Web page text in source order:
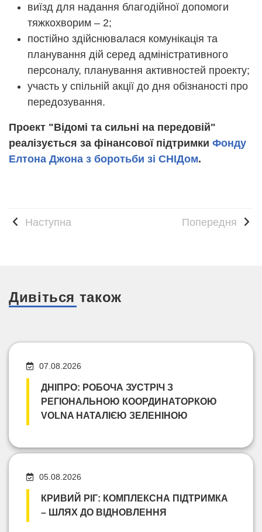
виїзд для надання благодійної допомоги
тяжкохворим – 2;
постійно здійснювалася комунікація та
планування дій серед адміністративного
персоналу, планування активностей проекту;
участь у спільній акції до дня обізнаності про
передозування.
Проект "Відомі та сильні на передовій"
реалізується за фінансової підтримки Фонду
Елтона Джона з боротьби зі СНІДом.
Наступна Попередня
Дивіться також
07.08.2026
ДНІПРО: РОБОЧА ЗУСТРІЧ З
РЕГІОНАЛЬНОЮ КООРДИНАТОРКОЮ
VOLNA НАТАЛІЄЮ ЗЕЛЕНІНОЮ
05.08.2026
КРИВИЙ РІГ: КОМПЛЕКСНА ПІДТРИМКА
– ШЛЯХ ДО ВІДНОВЛЕННЯ